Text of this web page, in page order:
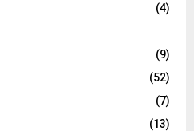
(4)
(9)
(52)
(7)
(13)